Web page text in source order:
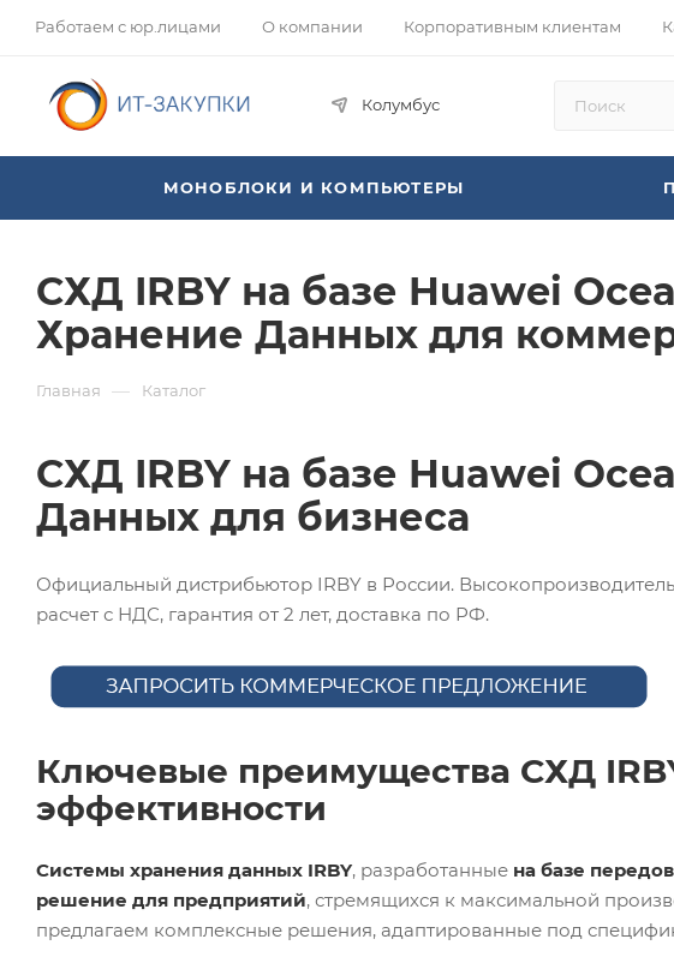
Работаем с юр.лицами О компании Корпоративным клиентам
Колумбус
МОНОБЛОКИ И КОМПЬЮТЕРЫ
СХД IRBY на базе Huawei
Хранение Данных для
Главная — Каталог
СХД IRBY на базе Huawei
Данных для бизнеса
Официальный дистрибьютор IRBY в России.
расчет с НДС, гарантия от 2 лет, доставка по РФ.
Ключевые преимущества СХД
эффективности
Системы хранения данных IRBY, разработанные на базе
решение для предприятий, стремящихся к максимальной
предлагаем комплексные решения, адаптированные под